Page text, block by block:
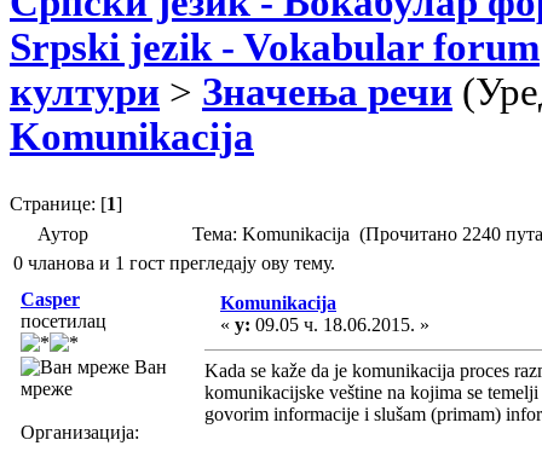
Srpski jezik - Vokabular forum
култури > Значења речи
Komunikacija
Странице: [1]
Аутор
Тема: Komunikacija (Прочитано 2240
0 чланова и 1 гост прегледају ову тему.
Casper
посетилац
Ван
мреже
Организација:
Komunikacija
« у: 09.05 ч. 18.06.2015. »
Kada se kaže da je komunikacija proces
komunikacijske veštine na kojima se
govorim informacije i slušam (primam)